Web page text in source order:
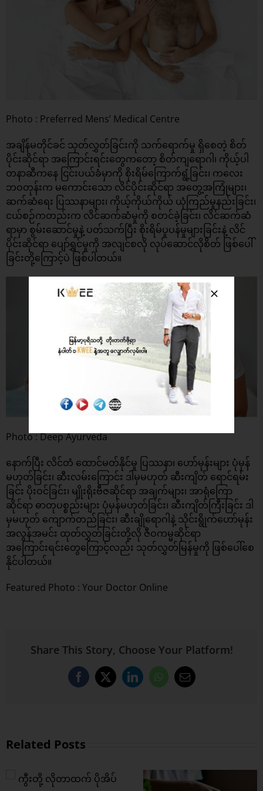
Photo : Preferred Mens’ Medical Centre
အချိန်မတိုင်ခင် သုတ်လွှတ်ခြင်းကို သက်ရောက်မှု ရှိစေတဲ့ စိတ်
ပိုင်းဆိုင်ရာ အကြောင်းရင်းတွေကတော့ စိတ်ကျရောဂါ၊ ကိုယ့်ပါ
တနာဆီကနေ ငြင်းပယ်ခံမှာကို စိုးရိမ်ကြောက်ရွံ့ခြင်း၊ ကလေး
ဘဝတုန်းက မကောင်းသော လိင်ပိုင်းဆိုင်ရာ အတွေ့အကြုံများ၊
ဆက်ဆံရေး ပြဿနာများ၊ ကိုယ့်ကိုယ်ကိုယ် ယုံကြည်မှုနည်းခြင်း၊
ငယ်စဉ်ကတည်းက လိင်ဆက်ဆံမှုကို စတင်ခဲ့ခြင်း၊ လိင်ဆက်ဆံ
ရာမှာ စွမ်းဆောင်မှုနဲ့ ပတ်သက်ပြီး စိုးရိမ်ပူပန်မှုများခြင်းနဲ့ လိင်
ပိုင်းဆိုင်ရာ ပျော်ရွှင်မှုကို အလျင်စလို လုပ်ဆောင်လိုစိတ် ဖြစ်ပေါ်
ခြင်းတို့ကြောင့်ပဲ ဖြစ်ပါတယ်။
Photo : Deep Ayurveda
နောက်ပြီး လိင်တံ ထောင်မတ်နိုင်မှု ပြဿနာ၊ ဟော်မုန်းများ ပုံမှန်
မဟုတ်ခြင်း၊ ဆီးလမ်းကြောင်း ဒါမှမဟုတ် ဆီးကျိတ် ရောင်ရမ်း
ခြင်း ပိုးဝင်ခြင်း၊ မျိုးရိုးဗီဇဆိုင်ရာ အချက်များ၊ အာရုံကြော
ဆိုင်ရာ ဓာတုပစ္စည်းများ ပုံမှန်မဟုတ်ခြင်း၊ ဆီးကျိတ်ကြီးခြင်း ဒါ
မှမဟုတ် ကျောက်တည်ခြင်း၊ ဆီးချိုရောဂါနဲ့ သိုင်းရွိုက်ဟော်မုန်း
အလွန်အမင်း ထုတ်လွှတ်ခြင်းတို့လို ဇီဝကမ္မဆိုင်ရာ
အကြောင်းရင်းတွေကြောင့်လည်း သုတ်လွှတ်မြန်မှုကို ဖြစ်ပေါ်စေ
နိုင်ပါတယ်။
Featured Photo : Your Doctor Online
Share This Story, Choose Your Platform!
Facebook
X LinkedInWhatsApp
Email
Related Posts